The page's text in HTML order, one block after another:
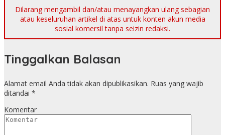
Dilarang mengambil dan/atau menayangkan ulang sebagian
atau keseluruhan artikel di atas untuk konten akun media
sosial komersil tanpa seizin redaksi.
Tinggalkan Balasan
Alamat email Anda tidak akan dipublikasikan. Ruas yang wajib
ditandai *
Komentar